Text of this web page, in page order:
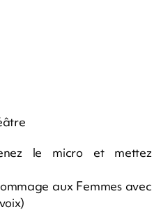
le micro et mettez
aux Femmes avec